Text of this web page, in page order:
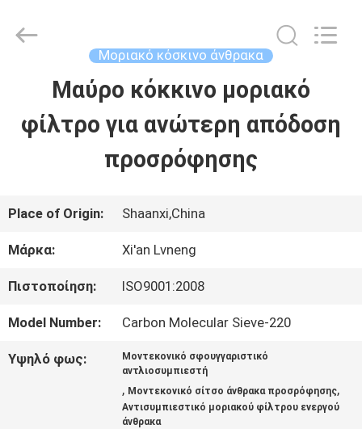
ΑΡΧΙΚΉ
ΠΡΟΪΌΝΤΑ
ΒΊΝΤΕΟ
ΕΚΠΟΜΠΉ
ΣΧΕΤΙΚΆ
Purification
Μοριακό κόσκινο άνθρακα
Μαύρο κόκκινο μοριακό
φίλτρο για ανώτερη απόδοση
προσρόφησης
Place of Origin: Shaanxi,China
Μάρκα: Xi'an Lvneng
Πιστοποίηση: ISO9001:2008
Model Number: Carbon Molecular Sieve-220
Υψηλό φως:
Μοντεκονικό σφουγγαριστικό
αντλιοσυμπιεστή
, Μοντεκονικό σίτσο άνθρακα προσρόφησης,
Αντισυμπιεστικό μοριακού φίλτρου ενεργού
άνθρακα